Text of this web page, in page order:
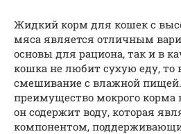
Жидкий корм для кошек с
мяса является отличным
основы для рациона, так и в
кошка не любит сухую еду, то
смешивание с влажной пищей.
преимущество мокрого корма
он содержит воду, которая
компонентом,